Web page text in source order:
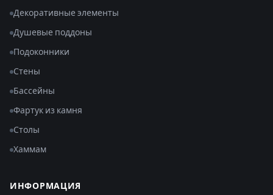
Декоративные элементы
Душевые поддоны
Подоконники
Стены
Бассейны
Фартук из камня
Столы
Хаммам
ИНФОРМАЦИЯ